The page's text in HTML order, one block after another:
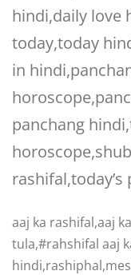
hindi,daily love
today,today
in
panchang
rashifal,today’s
aaj ka rashifal,aaj
tula,#rahshifal aaj